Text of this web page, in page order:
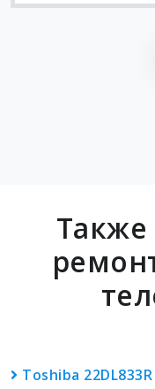
Toshiba 22DL833R